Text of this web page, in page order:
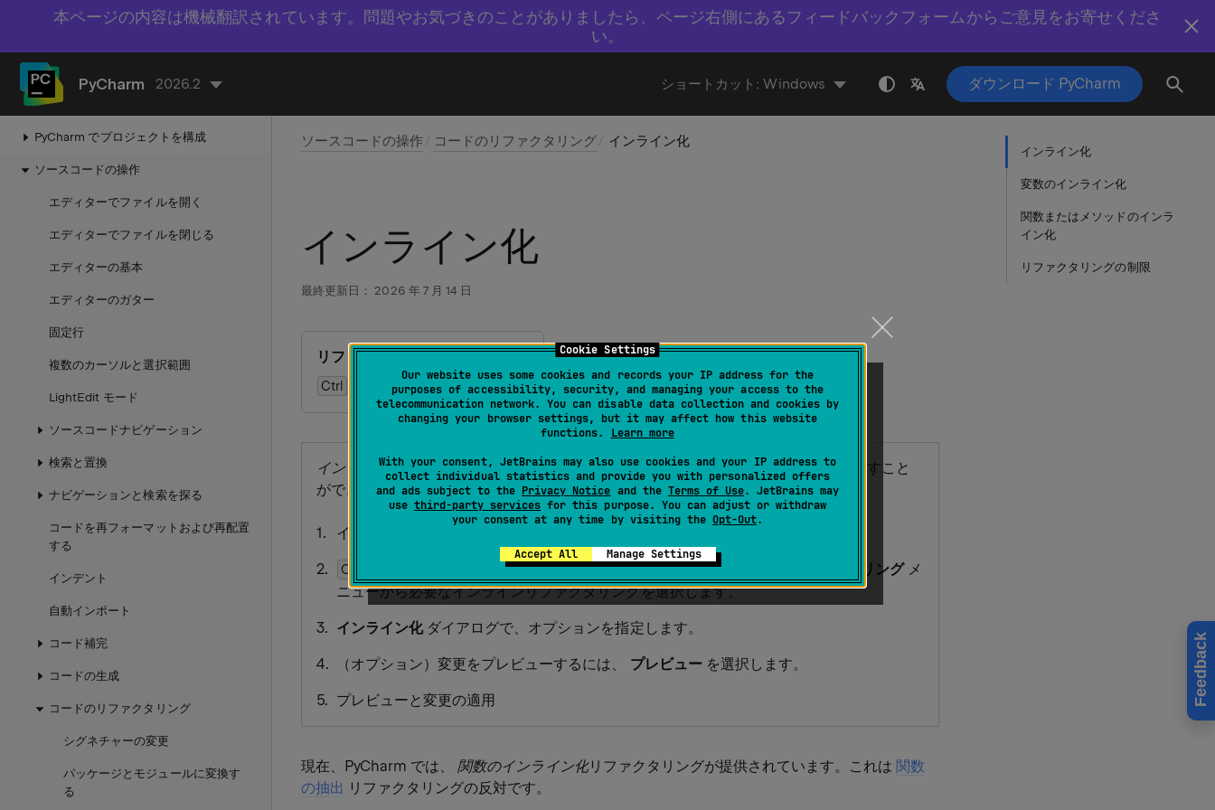
Cookie Settings
Our website uses some cookies and records your IP address for the
purposes of accessibility, security, and managing your access to the
telecommunication network. You can disable data collection and cookies by
changing your browser settings, but it may affect how this website
functions. Learn more
With your consent, JetBrains may also use cookies and your IP address to
collect individual statistics and provide you with personalized offers
and ads subject to the Privacy Notice and the Terms of Use. JetBrains may
use third-party services for this purpose. You can adjust or withdraw
your consent at any time by visiting the Opt-Out.
Accept All Manage Settings
本ページの内容は機械翻訳されています。問題やお気づきのことがありましたら、ページ右側にあるフィードバックフォームからご意見をお寄せくださ
い。
Feedback
PyCharm 2026.2 ショートカット:Windows ダウンロード PyCharm
入門
PyCharm の構成
PyCharm でプロジェクトを構成
ソースコードの操作
エディターでファイルを開く
エディターでファイルを閉じる
エディターの基本
エディターのガター
固定行
複数のカーソルと選択範囲
LightEdit モード
ソースコードナビゲーション
検索と置換
ナビゲーションと検索を探る
コードを再フォーマットおよび再配置
する
インデント
自動インポート
コード補完
コードの生成
コードのリファクタリング
シグネチャーの変更
パッケージとモジュールに変換す
る
ソースコードの操作 コードのリファクタリング インライン化
インライン化
最終更新日： 2026 年 7 月 14 日
リファクタリング | インライン化
Ctrl
インラインリファクタリングでは、関数または変数の抽出リファクタリングを元に戻すこと
ができます。
インライン化するコードフラグメントにキャレットを配置します。
Ctrl を押す。 または、コードフラグメントを右クリックし、 リファクタリングメ
ニューから必要なインラインリファクタリングを選択します。
インライン化ダイアログで、オプションを指定します。
（オプション）変更をプレビューするには、 プレビューを選択します。
プレビューと変更の適用
現在、PyCharm では、関数のインライン化リファクタリングが提供されています。これは 関数
の抽出 リファクタリングの反対です。
インライン化
変数のインライン化
関数またはメソッドのインラ
イン化
リファクタリングの制限